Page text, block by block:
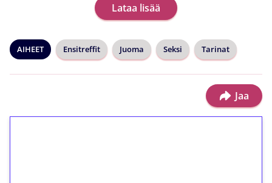
Lataa lisää
AIHEET Ensitreffit Juoma Seksi Tarinat
Jaa